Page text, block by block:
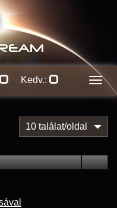
Kedv.:
10 találat/oldal